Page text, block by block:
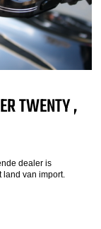
TWENTY ,
dealer is
van import.